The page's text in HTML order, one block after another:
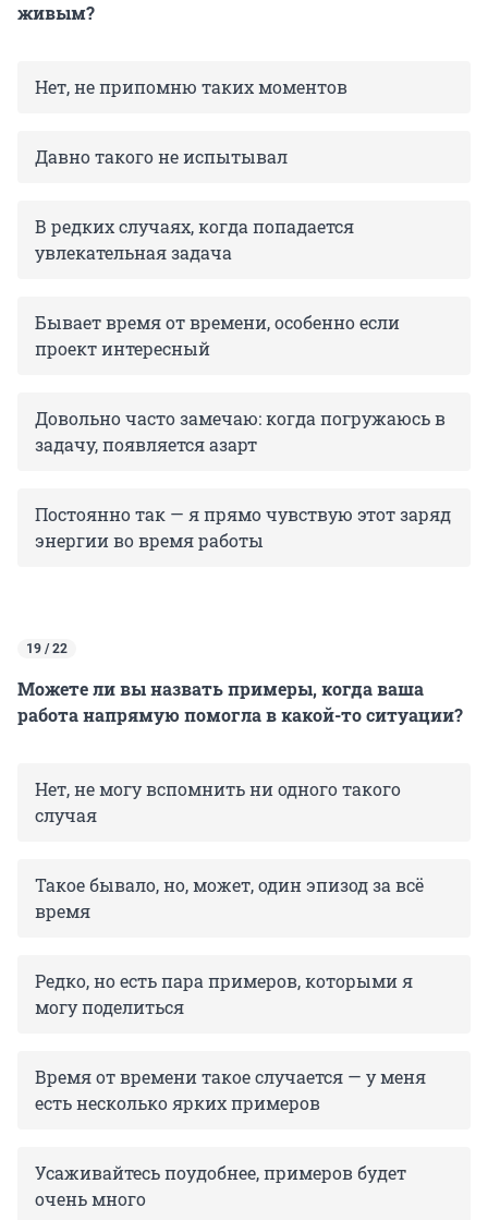
живым?
Нет, не припомню таких моментов
Давно такого не испытывал
В редких случаях, когда попадается
увлекательная задача
Бывает время от времени, особенно если
проект интересный
Довольно часто замечаю: когда погружаюсь в
задачу, появляется азарт
Постоянно так — я прямо чувствую этот заряд
энергии во время работы
19 / 22
Можете ли вы назвать примеры, когда ваша
работа напрямую помогла в какой-то ситуации?
Нет, не могу вспомнить ни одного такого
случая
Такое бывало, но, может, один эпизод за всё
время
Редко, но есть пара примеров, которыми я
могу поделиться
Время от времени такое случается — у меня
есть несколько ярких примеров
Усаживайтесь поудобнее, примеров будет
очень много